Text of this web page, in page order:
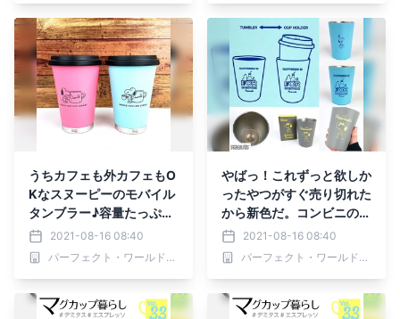
うちカフェも外カフェもO
Kなスヌーピーのモバイル
タンブラー♪容量たっぷり
でオススメ
2021-08-16 08:40
パーフェクト・ワールド株式会社
やばっ！これずっと欲しか
ったやつがすぐ売り切れた
から新色だ。コンビニのコ
ーヒーカップがすぽっと入
る大人気のスヌーピー保温
タンブラー♫
2021-08-16 08:40
パーフェクト・ワールド株式会社